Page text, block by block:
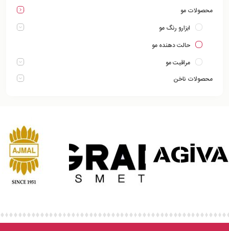
محصولات مو
ابزارو رنگ مو
حالت دهنده مو
مراقبت مو
محصولات ناخن